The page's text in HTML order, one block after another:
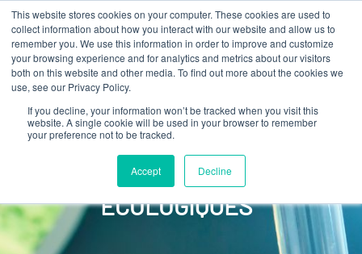
This website stores cookies on your computer. These cookies are used to
collect information about how you interact with our website and allow us to
remember you. We use this information in order to improve and customize
your browsing experience and for analytics and metrics about our visitors
both on this website and other media. To find out more about the cookies we
use, see our Privacy Policy.
If you decline, your information won’t be tracked when you visit this
website. A single cookie will be used in your browser to remember
your preference not to be tracked.
Accept Decline
PROCÉDÉS
ÉCOLOGIQUES